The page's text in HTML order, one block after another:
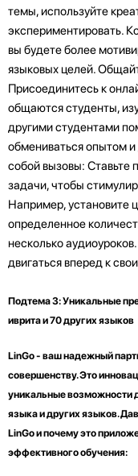
темы, используйте
экспериментировать.
вы будете более
языковых целей.
Присоединитесь к
общаются студенты,
другими студентами
обмениваться опытом
собой вызовы: Ставьте
задачи, чтобы
Например, установите
определенное
несколько
двигаться вперед к
Подтема 3: Уникальные
иврита и 70 других языков
LinGo - ваш надежный
совершенству. Это
уникальные возможности
языка и других языков.
LinGo и почему это
эффективного обучения: